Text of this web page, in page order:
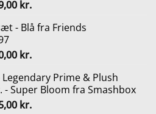
kr..
kr.Den
pris
289,00 kr..
- Blå fra Friends
kr..
kr.Den
pris
er:
150,00 kr..
Prime & Plush
- Super Bloom fra Smashbox
kr.Den